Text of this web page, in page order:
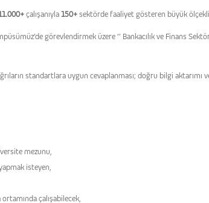
çalışanıyla150+sektörde faaliyet gösteren büyük
görevlendirmek üzere ‘’ Bankacılık ve Finans
standartlara uygun cevaplanması; doğru bilgi
mezunu,
isteyen,
çalışabilecek,